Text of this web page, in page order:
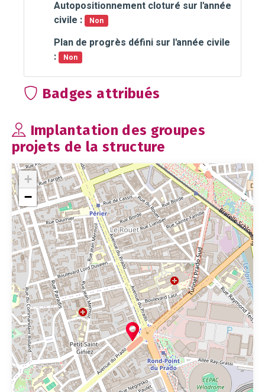
Autopositionnement cloturé sur l'année
civile :
Non
Plan de progrès défini sur l'année civile
:
Non
Badges attribués
Implantation des groupes
projets de la structure
+
−